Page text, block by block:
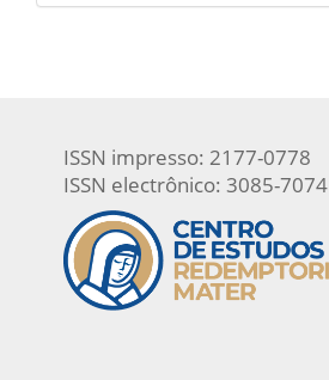
ISSN impresso: 2177-0778
ISSN electrônico: 3085-7074